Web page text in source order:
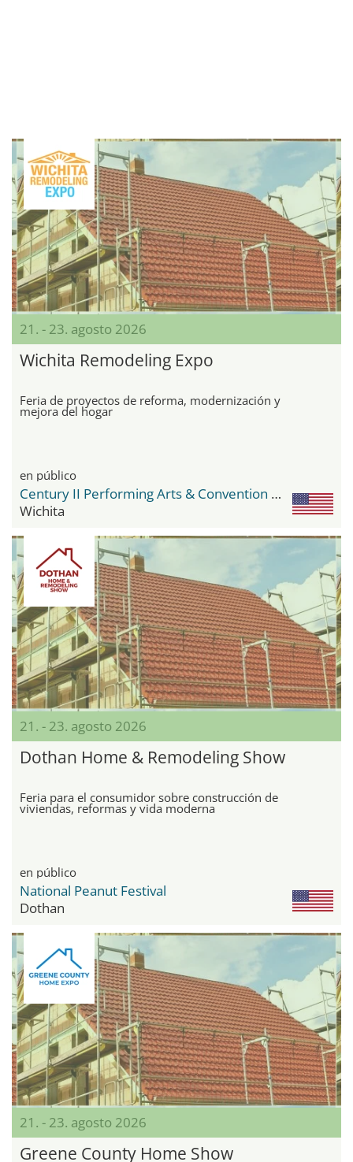
21. - 23. agosto 2026
Wichita Remodeling Expo
Feria de proyectos de reforma, modernización y
mejora del hogar
en público
Century II Performing Arts & Convention Center
Wichita
21. - 23. agosto 2026
Dothan Home & Remodeling Show
Feria para el consumidor sobre construcción de
viviendas, reformas y vida moderna
en público
National Peanut Festival
Dothan
21. - 23. agosto 2026
Greene County Home Show